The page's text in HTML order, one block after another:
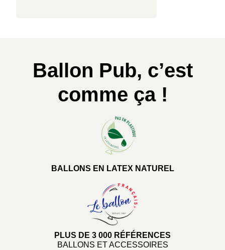
Ballon Pub, c’est
comme ça !
BALLONS EN LATEX NATUREL
PLUS DE 3 000 RÉFÉRENCES
BALLONS ET ACCESSOIRES